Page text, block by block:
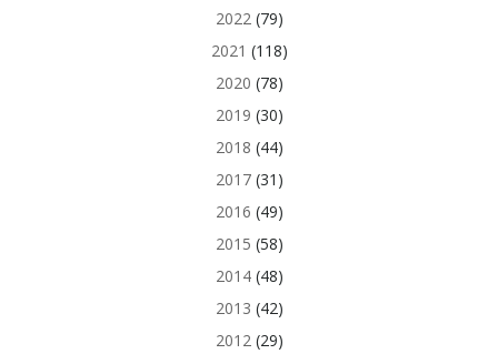
2022 (79)
2021 (118)
2020 (78)
2019 (30)
2018 (44)
2017(31)
2016 (49)
2015 (58)
2014(48)
2013 (42)
2012 (29)